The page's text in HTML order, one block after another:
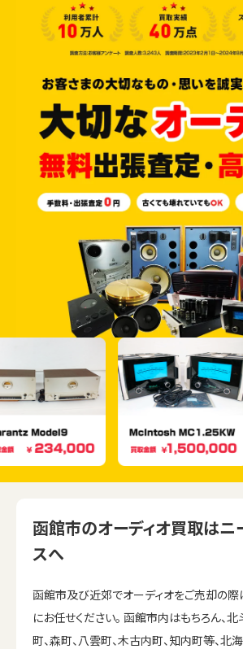
函館市のオーディオ買取はニ
スへ
函館市及び近郊でオーディオをご売却の際
にお任せください。 函館市内はもちろん、北
町、森町、八雲町、木古内町、知内町等、北